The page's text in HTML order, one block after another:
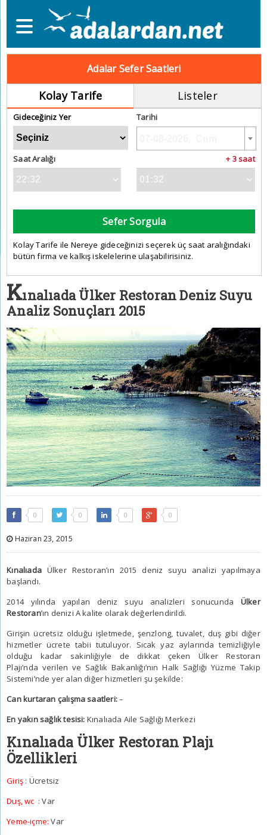
Adalar Sefer Saatleri
Kolay Tarife Listeler
Gideceğiniz Yer Tarihi
Saat Aralığı + 3 saat
Sefer Sorgula
Kolay Tarife ile Nereye gideceğinizi seçerek üç saat aralığındaki
bütün firma ve kalkış iskelelerine ulaşabilirisiniz.
Kınalıada Ülker Restoran Deniz Suyu
Analiz Sonuçları 2015
0 0 0 0
Haziran 23, 2015
KınalıadaÜlker Restoran’ın 2015 deniz suyu analizi yapılmaya
başlandı.
2014 yılında yapılan deniz suyu analizleri sonucunda Ülker
Restoran’ın denizi A kalite olarak değerlendirildi.
Girişin ücretsiz olduğu işletmede, şenzlong, tuvalet, duş gibi diğer
hizmetler ücrete tabii tutuluyor. Sıcak yaz aylarında temizliğiyle
olduğu kadar sakinliğiyle de dikkat çeken Ülker Restoran
Plajı’nda verilen ve Sağlık Bakanlığı’nın Halk Sağlığı Yüzme Takip
Sistemi’nde yer alan diğer hizmetleri şu şekilde:
Can kurtaran çalışma saatleri:–
En yakın sağlık tesisi: Kınalıada Aile Sağlığı Merkezi
Kınalıada Ülker Restoran Plajı
Özellikleri
Giriş : Ücretsiz
Duş, wc : Var
Yeme-içme: Var